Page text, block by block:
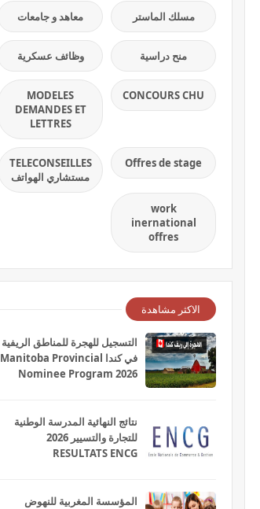
مسلك الماستر معاهد و جامعات
منح دراسية وظائف عسكرية
CONCOURS CHU
MODELES
DEMANDES ET
LETTRES
Offres de stage
TELECONSEILLES
مستشاري الهواتف
work
inernational
offres
الاكثر مشاهدة
التسجيل للهجرة للمناطق الريفية
في كندا Manitoba Provincial
Nominee Program 2026
نتائج النهائية المدرسة الوطنية
للتجارة والتسيير 2026
RESULTATS ENCG
المؤسسة المغربية للنهوض